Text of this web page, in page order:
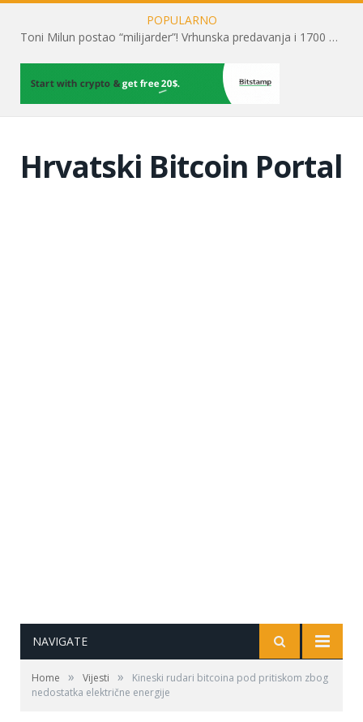
POPULARNO
Toni Milun postao “milijarder”! Vrhunska predavanja i 1700 posjetitelja obilježili su mjesec financijske pismenosti
Hrvatski Bitcoin Portal
NAVIGATE
Home » Vijesti »
Kineski rudari bitcoina pod pritiskom zbog
nedostatka električne energije